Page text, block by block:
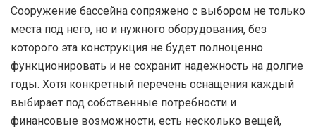
Сооружение бассейна сопряжено с выбором не только
места под него, но и нужного оборудования, без
которого эта конструкция не будет полноценно
функционировать и не сохранит надежность на долгие
годы. Хотя конкретный перечень оснащения каждый
выбирает под собственные потребности и
финансовые возможности, есть несколько вещей,